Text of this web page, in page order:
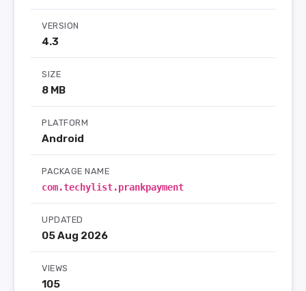
VERSION
4.3
SIZE
8 MB
PLATFORM
Android
PACKAGE NAME
com.techylist.prankpayment
UPDATED
05 Aug 2026
VIEWS
105